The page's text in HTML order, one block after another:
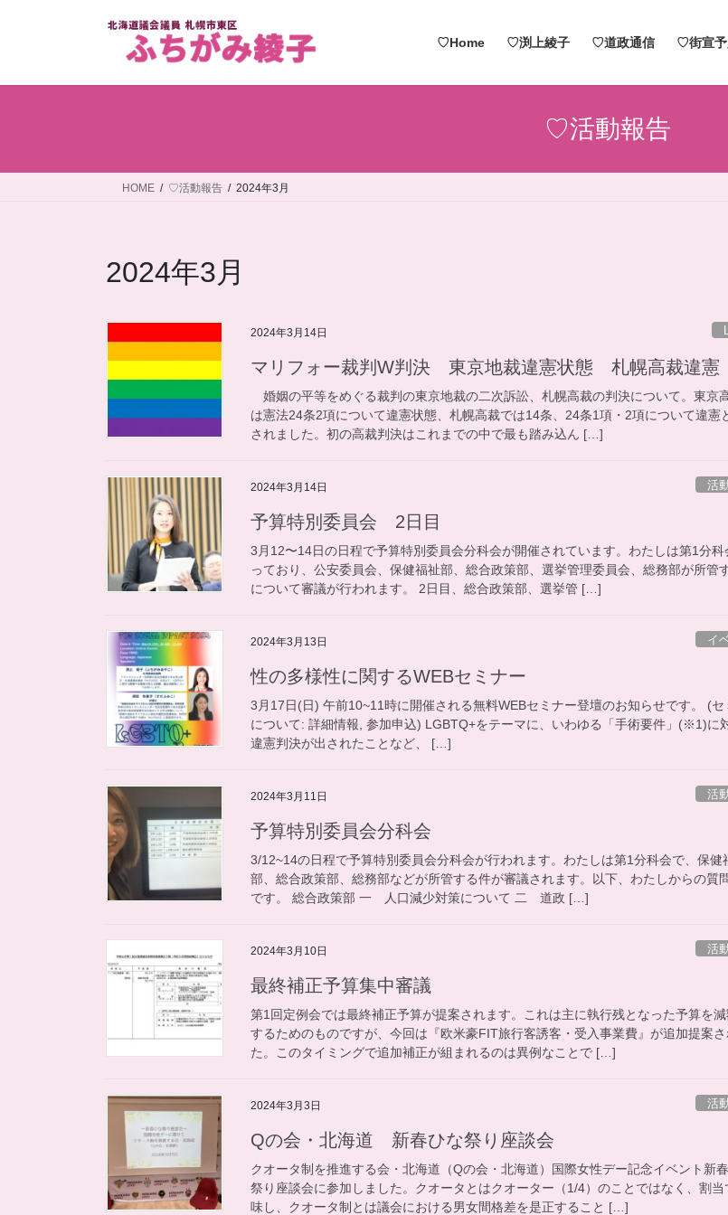
♡Home ♡渕上綾子 ♡道政通信 ♡街宣予
♡活動報告
HOME ♡活動報告 2024年3月
2024年3月
2024年3月14日
マリフォー裁判W判決 東京地裁違憲状態 札幌高裁違憲
婚姻の平等をめぐる裁判の東京地裁の二次訴訟、札幌高裁の判決について。東京
は憲法24条2項について違憲状態、札幌高裁では14条、24条1項・2項について違憲
されました。初の高裁判決はこれまでの中で最も踏み込ん […]
2024年3月14日 活
予算特別委員会 2日目
3月12〜14日の日程で予算特別委員会分科会が開催されています。わたしは第1分科
っており、公安委員会、保健福祉部、総合政策部、選挙管理委員会、総務部が所管
について審議が行われます。 2日目、総合政策部、選挙管 […]
2024年3月13日 イ
性の多様性に関するWEBセミナー
3月17日(日) 午前10~11時に開催される無料WEBセミナー登壇のお知らせです。 (セ
について: 詳細情報, 参加申込) LGBTQ+をテーマに、いわゆる「手術要件」(※1)に
違憲判決が出されたことなど、 […]
2024年3月11日 活
予算特別委員会分科会
3/12~14の日程で予算特別委員会分科会が行われます。わたしは第1分科会で、保健
部、総合政策部、総務部などが所管する件が審議されます。以下、わたしからの質
です。 総合政策部 一 人口減少対策について 二 道政 […]
2024年3月10日 活
最終補正予算集中審議
第1回定例会では最終補正予算が提案されます。これは主に執行残となった予算を
するためのものですが、今回は『欧米豪FIT旅行客誘客・受入事業費』が追加提案さ
た。このタイミングで追加補正が組まれるのは異例なことで […]
2024年3月3日 活
Qの会・北海道 新春ひな祭り座談会
クオータ制を推進する会・北海道（Qの会・北海道）国際女性デー記念イベント新
祭り座談会に参加しました。クオータとはクオーター（1/4）のことではなく、割当
味し、クオータ制とは議会における男女間格差を是正すること […]